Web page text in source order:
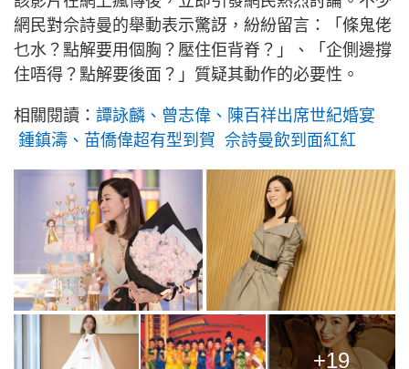
網民對佘詩曼的舉動表示驚訝，紛紛留言：「條鬼佬
乜水？點解要用個胸？壓住佢背脊？」、「企側邊撐
住唔得？點解要後面？」質疑其動作的必要性。
相關閱讀： 譚詠麟、曾志偉、陳百祥出席世紀婚宴
鍾鎮濤、苗僑偉超有型到賀 佘詩曼飲到面紅紅
+19